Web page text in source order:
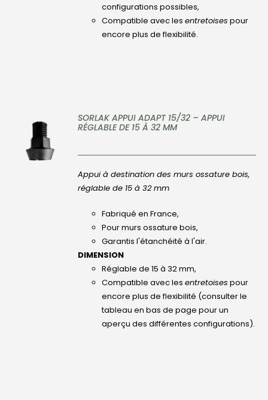
configurations possibles,
Compatible avec lesentretoises pour
encore plus de flexibilité.
DÉTAILS
SORLAK APPUI ADAPT 15/32 – APPUI
RÉGLABLE DE 15 À 32 MM
Appui à destination des murs ossature bois,
réglable de 15 à 32 mm
Fabriqué en France,
Pour murs ossature bois,
Garantis l'étanchéité à l'air.
DIMENSION
Réglable de 15 à 32 mm,
Compatible avec lesentretoises pour
encore plus de flexibilité (consulter le
tableau en bas de page pour un
aperçu des différentes configurations).